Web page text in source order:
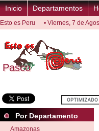
Pasco
Pasco
Inicio Departamentos
Esto es Peru • Viernes, 7 de
Por Departamento
Amazonas